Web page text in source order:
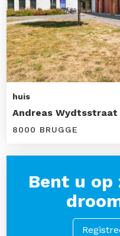
huis
Andreas Wydtsstraat
8000 BRUGGE
Bent u op